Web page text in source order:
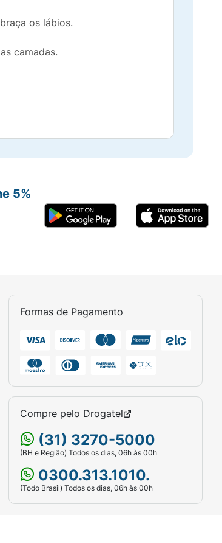
os lábios.
camadas.
perfeito.
e a linha do lábio inferior.
se de que os lábios
efeito matte.
C24-28 Alkyldimethylsiloxy
Formas de Pagamento
Compre pelo Drogatel
(31) 3270-5000
(BH e Região) Todos os dias, 06h às 00h
0300.313.1010.
(Todo Brasil) Todos os dias, 06h às 00h
5%